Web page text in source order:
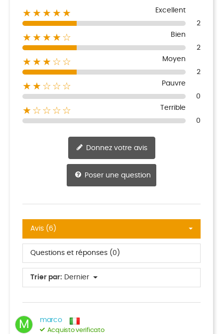
★★★★★
Excellent
2
★★★★☆
Bien
2
★★★☆☆
Moyen
2
★★☆☆☆
Pauvre
0
★☆☆☆☆
Terrible
0
Donnez votre avis
Poser une question
Avis (6)
Questions et réponses (0)
Trier par: Dernier
M marco
Acquisto verificato